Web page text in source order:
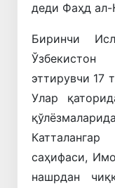
деди Фаҳд ал-
Биринчи
эттирувчи 17
Улар
саҳифаси,
нашрдан